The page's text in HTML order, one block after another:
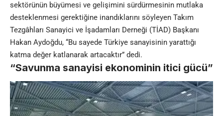
sektörünün büyümesi ve gelişimini sürdürmesinin mutlaka
desteklenmesi gerektiğine inandıklarını söyleyen Takım
Tezgâhları Sanayici ve İşadamları Derneği (TİAD) Başkanı
Hakan Aydoğdu, “Bu sayede Türkiye sanayisinin yarattığı
katma değer katlanarak artacaktır” dedi.
“Savunma sanayisi ekonominin itici gücü”